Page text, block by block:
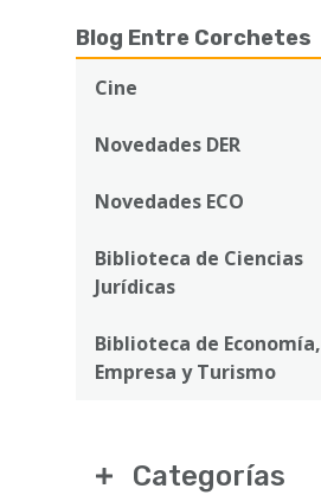
enlaces
ayuda
navegación
Blog Entre Corchetes
Cine
Novedades DER
Novedades ECO
Biblioteca de Ciencias
Jurídicas
Biblioteca de Economía,
Empresa y Turismo
Categorías